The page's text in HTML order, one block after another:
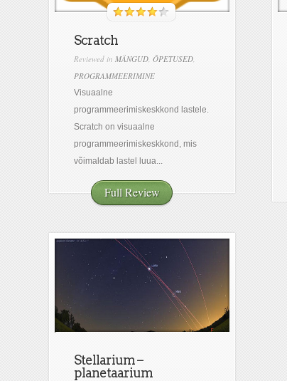
Scratch
Reviewed in MÄNGUD, ÕPETUSED,
PROGRAMMEERIMINE
Visuaalne
programmeerimiskeskkond lastele.
Scratch on visuaalne
programmeerimiskeskkond, mis
võimaldab lastel luua...
Full Review
Stellarium –
planetaarium